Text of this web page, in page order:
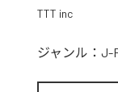
TTT inc
ジャンル： J-